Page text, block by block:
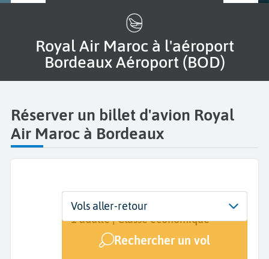
Royal Air Maroc à l'aéroport
Bordeaux Aéroport (BOD)
Réserver un billet d'avion Royal
Air Maroc à Bordeaux
Départ
Bordeaux Mérignac (BOD)
Dates
Dates de votre voyage
Voyageurs | Classe
1 adulte | Classe économique
Rechercher un vol
Vols aller-retour